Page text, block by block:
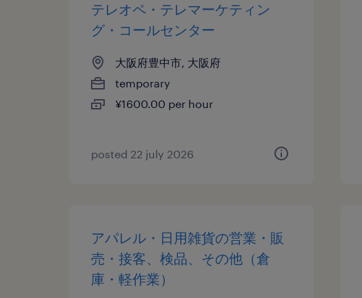
テレオペ・テレマーケティン
グ・コールセンター
大阪府豊中市, 大阪府
temporary
¥1600.00 per hour
posted 22 july 2026
アパレル・日用雑貨の営業・販
売・接客、検品、その他（倉
庫・軽作業）